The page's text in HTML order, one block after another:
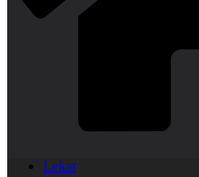
Lekar